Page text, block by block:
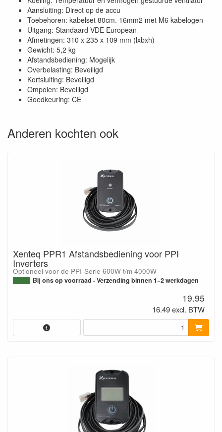
Aansluiting: Direct op de accu
Toebehoren: kabelset 80cm. 16mm2 met M6 kabelogen
Uitgang: Standaard VDE European
Afmetingen: 310 x 235 x 109 mm (lxbxh)
Gewicht: 5,2 kg
Afstandsbediening: Mogelijk
Overbelasting: Beveiligd
Kortsluiting: Beveiligd
Ompolen: Beveiligd
Goedkeuring: CE
Anderen kochten ook
Xenteq PPR1 Afstandsbediening voor PPI
Inverters
Optioneel voor de PPI-Serie 600W t/m 4000W
Bij ons op voorraad - Verzending binnen 1~2 werkdagen
19.95
16.49 excl. BTW